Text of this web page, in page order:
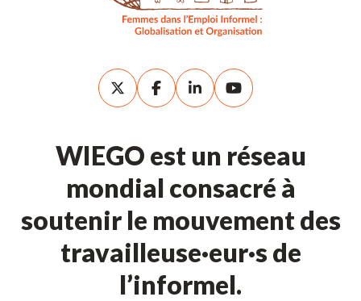
WIEGO est un réseau
mondial consacré à
soutenir le mouvement des
travailleuse·eur·s de
l’informel.